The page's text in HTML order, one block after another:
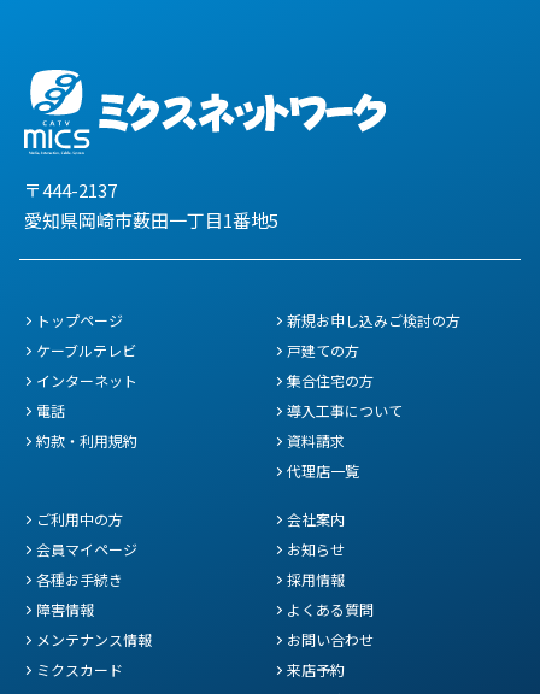
〒444-2137
愛知県岡崎市薮田一丁目1番地5
トップページ
ケーブルテレビ
インターネット
電話
約款・利用規約
新規お申し込みご検討の方
戸建ての方
集合住宅の方
導入工事について
資料請求
代理店一覧
ご利用中の方
会員マイページ
各種お手続き
障害情報
メンテナンス情報
ミクスカード
会社案内
お知らせ
採用情報
よくある質問
お問い合わせ
来店予約